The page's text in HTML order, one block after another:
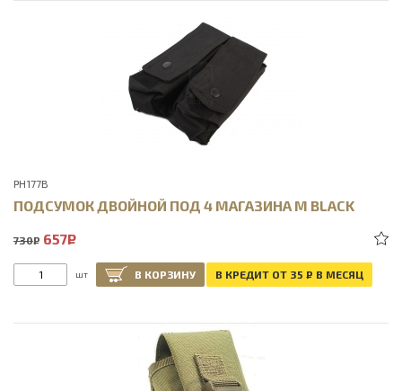
PH177B
ПОДСУМОК ДВОЙНОЙ ПОД 4 МАГАЗИНА М BLACK
730Р 657Р
шт В КОРЗИНУ В КРЕДИТ ОТ 35 Р В МЕСЯЦ